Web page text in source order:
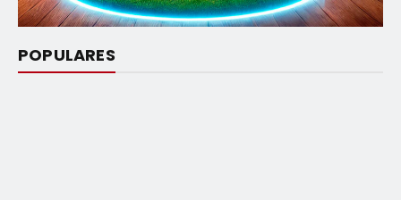
POPULARES